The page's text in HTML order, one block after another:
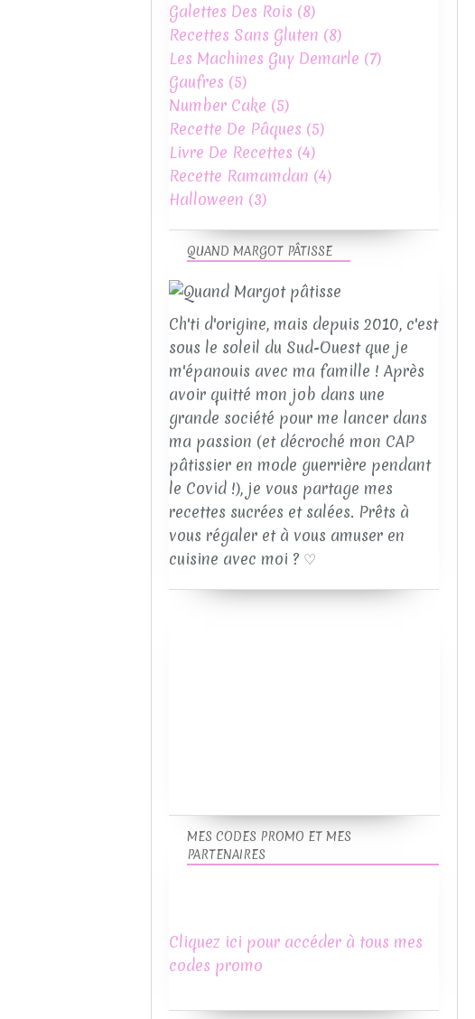
QUAND MARGOT PÂTISSE
Ch'ti d'origine, mais depuis 2010, c'est
sous le soleil du Sud-Ouest que je
m'épanouis avec ma famille ! Après
avoir quitté mon job dans une
grande société pour me lancer dans
ma passion (et décroché mon CAP
pâtissier en mode guerrière pendant
le Covid !), je vous partage mes
recettes sucrées et salées. Prêts à
vous régaler et à vous amuser en
cuisine avec moi ? ♡
Galettes Des Rois (8)
Recettes Sans Gluten (8)
Les Machines Guy Demarle (7)
Gaufres (5)
Number Cake (5)
Recette De Pâques (5)
Livre De Recettes (4)
Recette Ramamdan (4)
Halloween (3)
MES CODES PROMO ET MES
PARTENAIRES
Cliquez ici pour accéder à tous mes
codes promo